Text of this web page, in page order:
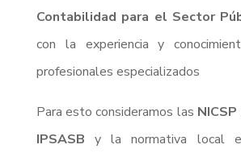
Contabilidad para el Sector
con la experiencia y
profesionales especializados
Para esto consideramos las NICSP
IPSASB y la normativa local